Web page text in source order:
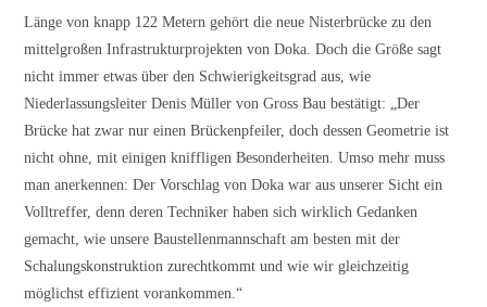
Länge von knapp 122 Metern gehört die neue Nisterbrücke zu den
mittelgroßen Infrastrukturprojekten von Doka. Doch die Größe sagt
nicht immer etwas über den Schwierigkeitsgrad aus, wie
Niederlassungsleiter Denis Müller von Gross Bau bestätigt: „Der
Brücke hat zwar nur einen Brückenpfeiler, doch dessen Geometrie ist
nicht ohne, mit einigen kniffligen Besonderheiten. Umso mehr muss
man anerkennen: Der Vorschlag von Doka war aus unserer Sicht ein
Volltreffer, denn deren Techniker haben sich wirklich Gedanken
gemacht, wie unsere Baustellenmannschaft am besten mit der
Schalungskonstruktion zurechtkommt und wie wir gleichzeitig
möglichst effizient vorankommen.“